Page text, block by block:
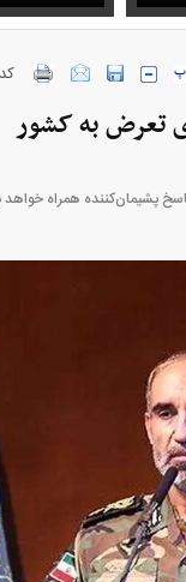
تعرض به کشور
پشیمان‌کننده همراه خواهد
خودرو + جدول
نژاد؛ از افت شدید
با عزل و نصب‌ها